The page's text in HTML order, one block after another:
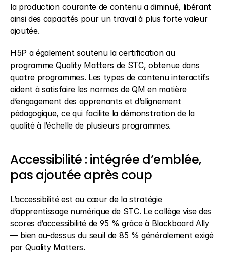
la production courante de contenu a diminué, libérant
ainsi des capacités pour un travail à plus forte valeur
ajoutée.
H5P a également soutenu la certification au
programme Quality Matters de STC, obtenue dans
quatre programmes. Les types de contenu interactifs
aident à satisfaire les normes de QM en matière
d’engagement des apprenants et d’alignement
pédagogique, ce qui facilite la démonstration de la
qualité à l’échelle de plusieurs programmes.
Accessibilité : intégrée d’emblée,
pas ajoutée après coup
L’accessibilité est au cœur de la stratégie
d’apprentissage numérique de STC. Le collège vise des
scores d’accessibilité de 95 % grâce à Blackboard Ally
— bien au-dessus du seuil de 85 % généralement exigé
par Quality Matters.